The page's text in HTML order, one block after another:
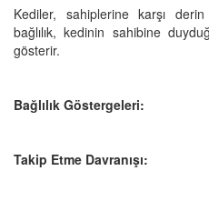
Kediler, sahiplerine karşı
bağlılık, kedinin sahibine
gösterir.
Bağlılık Göstergeleri:
Takip Etme Davranışı: